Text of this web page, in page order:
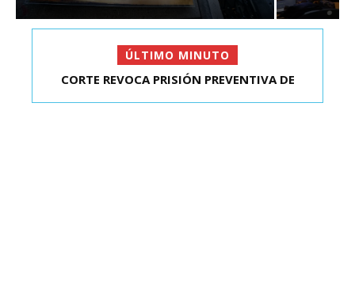
ÚLTIMO MINUTO
CASO FIDEL ESPINOZA: SENADO PIDE “EVITAR
CORTE REVOCA PRISIÓN PREVENTIVA DE